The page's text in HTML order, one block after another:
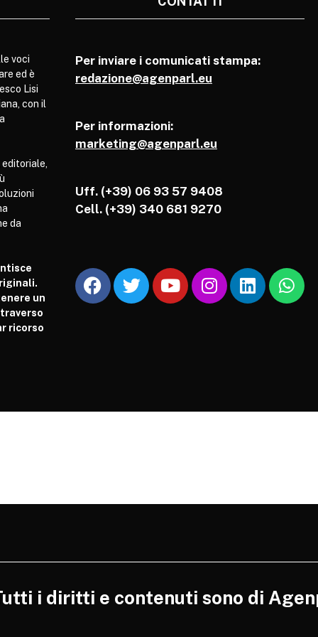
voci
ed è
Lisi
con il
da
un
ricorso
Per inviare i comunicati stampa:
redazione@agenparl.eu
Per informazioni:
marketing@agenparl.eu
Uff. (+39) 06 93 57 9408
Cell. (+39) 340 681 9270
i diritti e contenuti sono di